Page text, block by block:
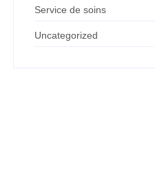
Service de soins
Uncategorized